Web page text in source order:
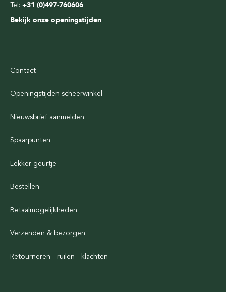
Tel: +31 (0)497-760606
Bekijk onze openingstijden
Contact
Openingstijden scheerwinkel
Nieuwsbrief aanmelden
Spaarpunten
Lekker geurtje
Bestellen
Betaalmogelijkheden
Verzenden & bezorgen
Retourneren - ruilen - klachten